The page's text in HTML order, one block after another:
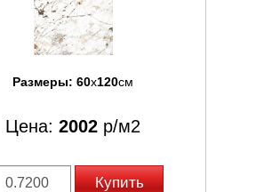
Размеры: 60x120см
Цена: 2002 р/м2
Купить